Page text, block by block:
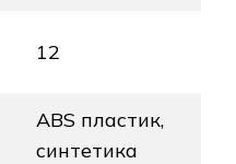
12
ABS пластик,
синтетика